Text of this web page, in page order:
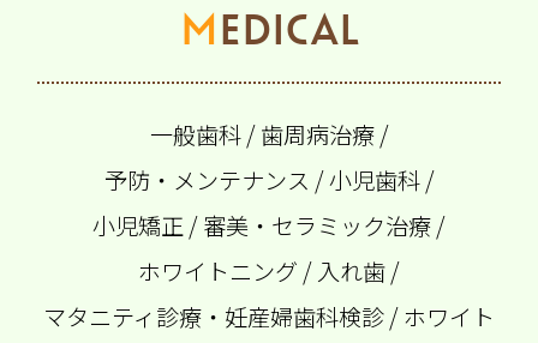
MEDICAL
一般歯科/歯周病治療/
予防・メンテナンス /小児歯科/
小児矯正 /審美・セラミック治療/
ホワイトニング / 入れ歯/
マタニティ診療・妊産婦歯科検診/ホワイト